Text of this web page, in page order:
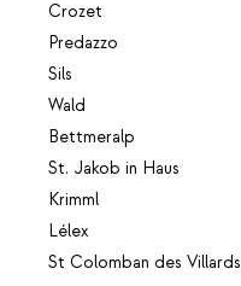
Crozet
Predazzo
Sils
Wald
Bettmeralp
St. Jakob in Haus
Krimml
Lélex
St Colomban des Villards